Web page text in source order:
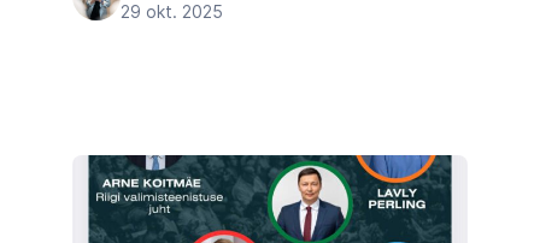
29 okt. 2025